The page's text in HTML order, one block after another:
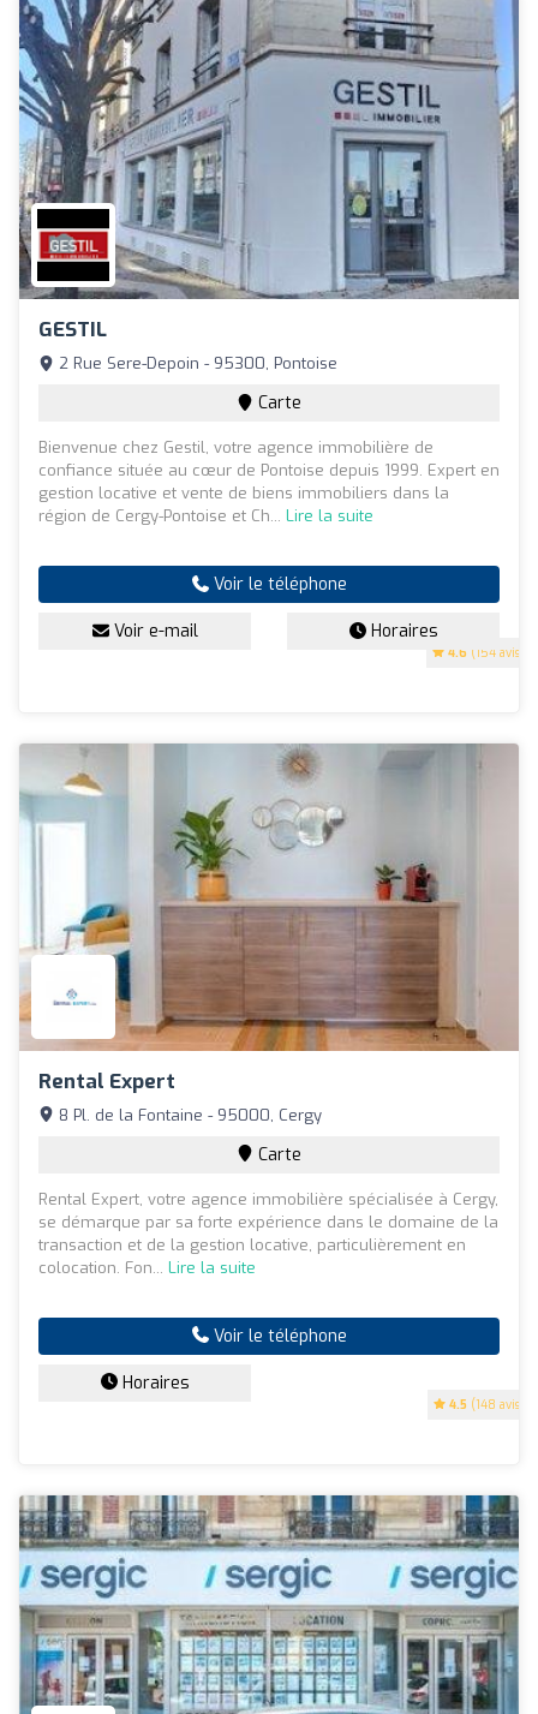
GESTIL
4.6 (154 avis)
2 Rue Sere-Depoin - 95300, Pontoise
Carte
Bienvenue chez Gestil, votre agence immobilière de
confiance située au cœur de Pontoise depuis 1999. Expert en
gestion locative et vente de biens immobiliers dans la
région de Cergy-Pontoise et Ch... Lire la suite
Voir le téléphone
Voir e-mail Horaires
Rental Expert
4.5 (148 avis)
8 Pl. de la Fontaine - 95000, Cergy
Carte
Rental Expert, votre agence immobilière spécialisée à Cergy,
se démarque par sa forte expérience dans le domaine de la
transaction et de la gestion locative, particulièrement en
colocation. Fon... Lire la suite
Voir le téléphone
Horaires